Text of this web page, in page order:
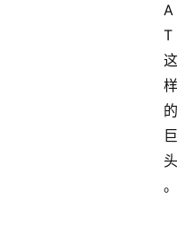
A
T
这
样
的
巨
头
。